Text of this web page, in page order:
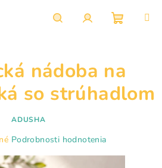
košík
nádoba na
so strúhadlom
ADUSHA
Podrobnosti hodnotenia